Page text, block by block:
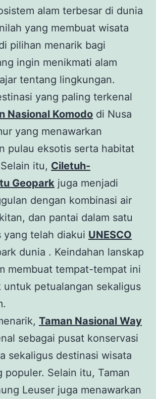
alam terbesar di dunia
yang membuat wisata
pilihan menarik bagi
ingin menikmati alam
tentang lingkungan.
yang paling terkenal
Nasional Komodo di Nusa
yang menawarkan
pulau eksotis serta habitat
itu, Ciletuh-
Geopark juga menjadi
dengan kombinasi air
dan pantai dalam satu
yang telah diakui UNESCO
dunia . Keindahan lanskap
membuat tempat-tempat ini
untuk petualangan sekaligus
Taman Nasional Way
sebagai pusat konservasi
sekaligus destinasi wisata
populer. Selain itu, Taman
Leuser juga menawarkan